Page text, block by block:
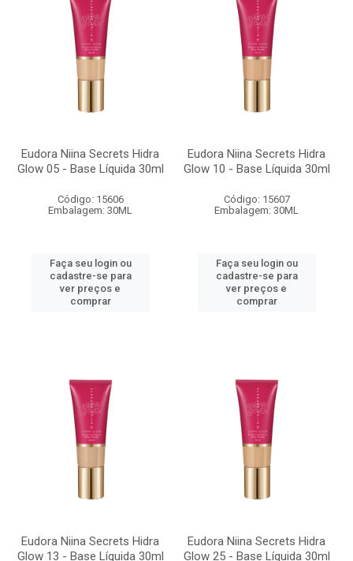
Eudora Niina Secrets Hidra
Glow 05 - Base Líquida 30ml
Código: 15606
Embalagem: 30ML
Faça seu login ou
cadastre-se para
ver preços e
comprar
Eudora Niina Secrets Hidra
Glow 10 - Base Líquida 30ml
Código: 15607
Embalagem: 30ML
Faça seu login ou
cadastre-se para
ver preços e
comprar
Eudora Niina Secrets Hidra
Glow 13 - Base Líquida 30ml
Eudora Niina Secrets Hidra
Glow 25 - Base Líquida 30ml